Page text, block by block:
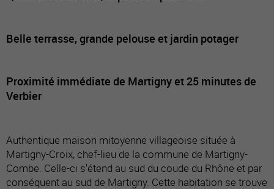
Belle terrasse, grande pelouse et jardin potager
Proximité immédiate de Martigny et 25 minutes de
Verbier
Authentique maison mitoyenne villageoise située à
Martigny-Croix, chef-lieu de la commune de Martigny-
Combe. Celle-ci s'étend au sud du coude du Rhône et par
conséquent au sud de Martigny. Cette habitation se trouve